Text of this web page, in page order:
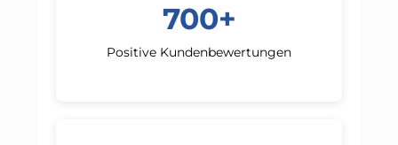
700+
Positive Kundenbewertungen